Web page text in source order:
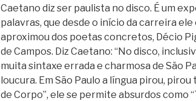
Caetano diz ser paulista no disco. É um
palavras, que desde o início da carreira ele
aproximou dos poetas concretos, Décio
de Campos. Diz Caetano: “No disco,
muita sintaxe errada e charmosa de São
loucura. Em São Paulo a língua pirou, pirou
de Corpo”, ele se permite absurdos como